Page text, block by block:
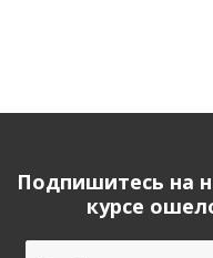
Подпишитесь на
курсе